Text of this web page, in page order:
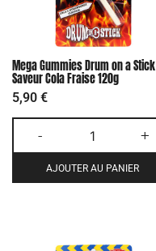
Mega Gummies Drum on a Stick
Saveur Cola Fraise 120g
5,90 €
- +
AJOUTER AU PANIER